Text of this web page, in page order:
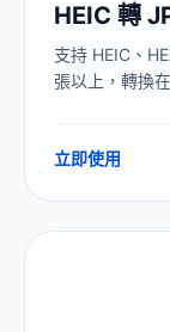
HEIC 轉
支持 HEIC、
張以上，轉換
立即使用